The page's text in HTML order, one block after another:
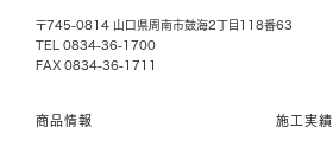
〒745-0814 山口県周南市鼓海2丁目118番63
TEL 0834-36-1700
FAX 0834-36-1711
商品情報 施工実績